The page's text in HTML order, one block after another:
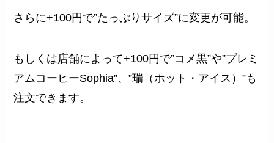
さらに+100円で”たっぷりサイズ”に変更が可能。
もしくは店舗によって+100円で”コメ黒”や”プレミ
アムコーヒーSophia”、”瑞（ホット・アイス）”も
注文できます。